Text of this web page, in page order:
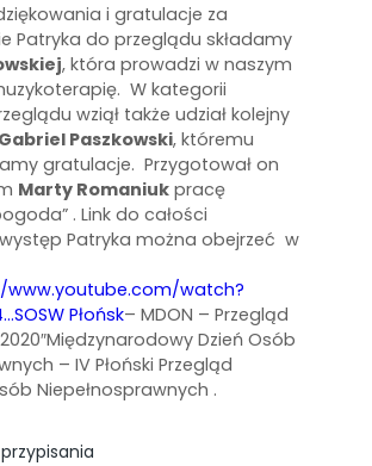
i gratulacje za
Patryka do przeglądu składamy
, która prowadzi w naszym
W kategorii
wziął także udział kolejny
Gabriel Paszkowski, któremu
gratulacje. Przygotował on
Marty Romaniuk pracę
. Link do całości
Patryka można obejrzeć w
watch?
Płońsk– MDON – Przegląd
Dzień Osób
– IV Płoński Przegląd
Niepełnosprawnych .